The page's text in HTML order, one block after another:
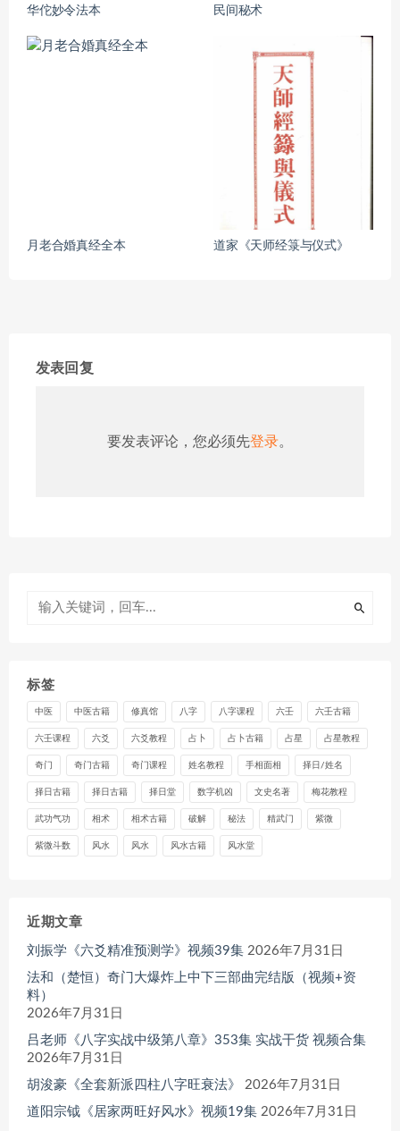
华佗妙令法本 民间秘术
月老合婚真经全本 道家《天师经箓与仪式》
发表回复
要发表评论，您必须先登录。
标签
中医 中医古籍 修真馆 八字 八字课程 六壬 六壬古籍
六壬课程 六爻 六爻教程 占卜 占卜古籍 占星 占星教程
奇门 奇门古籍 奇门课程 姓名教程 手相面相 择日/姓名
择日古籍 择日古籍 择日堂 数字机凶 文史名著 梅花教程
武功气功 相术 相术古籍 破解 秘法 精武门 紫微
紫微斗数 风水 风水 风水古籍 风水堂
近期文章
刘振学《六爻精准预测学》视频39集 2026年7月31日
法和（楚恒）奇门大爆炸上中下三部曲完结版（视频+资
料）
2026年7月31日
吕老师《八字实战中级第八章》353集 实战干货 视频合集
2026年7月31日
胡浚豪《全套新派四柱八字旺衰法》
2026年7月31日
道阳宗钺《居家两旺好风水》视频19集 2026年7月31日